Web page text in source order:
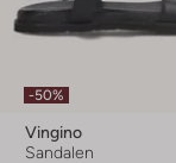
-50%
Vingino
Sandalen